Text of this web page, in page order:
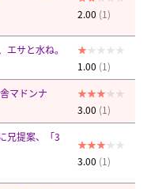
2.00 (1)
サと水ね。
1.00 (1)
マドンナ
3.00 (1)
兄提案、「3
3.00 (1)